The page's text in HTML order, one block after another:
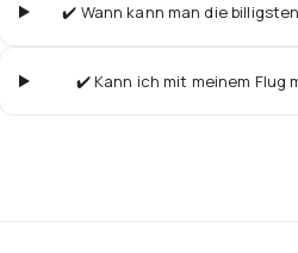
✔️ Wann kann man die
✔️ Kann ich mit meinem Flug